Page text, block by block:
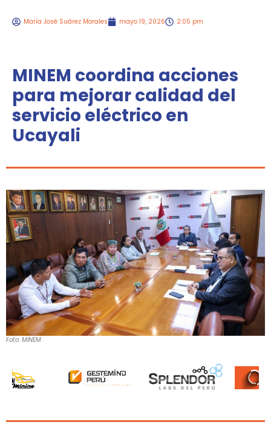
María José Suárez Morales mayo 19, 2026 2:05 pm
MINEM coordina acciones
para mejorar calidad del
servicio eléctrico en
Ucayali
Foto: MINEM